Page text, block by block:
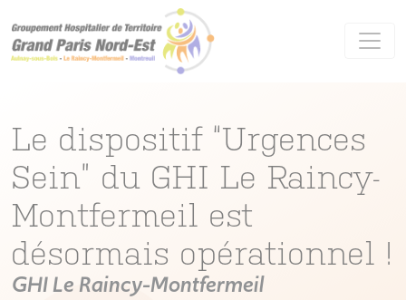
Le dispositif “Urgences
Sein” du GHI Le Raincy-
Montfermeil est
désormais opérationnel !
GHI Le Raincy-Montfermeil
Panneau de gestion des cookies